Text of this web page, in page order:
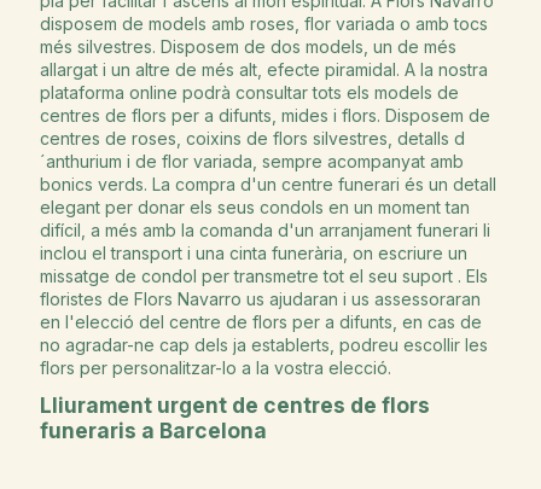
disposem de models amb roses, flor variada o amb tocs
més silvestres. Disposem de dos models, un de més
allargat i un altre de més alt, efecte piramidal. A la nostra
plataforma online podrà consultar tots els models de
centres de flors per a difunts, mides i flors. Disposem de
centres de roses, coixins de flors silvestres, detalls d
´anthurium i de flor variada, sempre acompanyat amb
bonics verds. La compra d'un centre funerari és un detall
elegant per donar els seus condols en un moment tan
difícil, a més amb la comanda d'un arranjament funerari li
inclou el transport i una cinta funerària, on escriure un
missatge de condol per transmetre tot el seu suport . Els
floristes de Flors Navarro us ajudaran i us assessoraran
en l'elecció del centre de flors per a difunts, en cas de
no agradar-ne cap dels ja establerts, podreu escollir les
flors per personalitzar-lo a la vostra elecció.
Lliurament urgent de centres de flors
funeraris a Barcelona